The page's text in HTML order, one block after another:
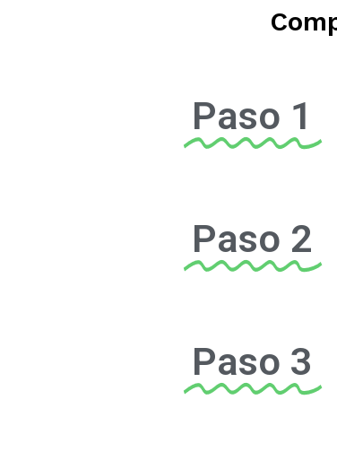
Paso 1
Paso 2
Paso 3